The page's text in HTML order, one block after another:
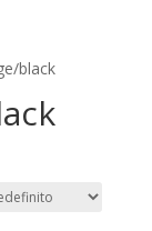
black